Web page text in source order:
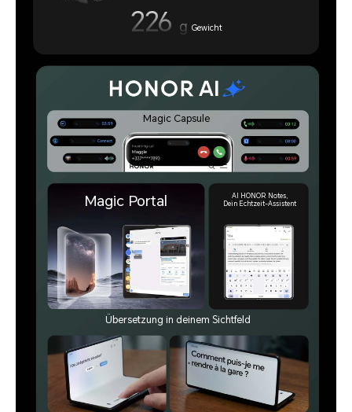
226 g Gewicht
Magic Capsule
Magic Portal
Übersetzung in deinem Sichtfeld